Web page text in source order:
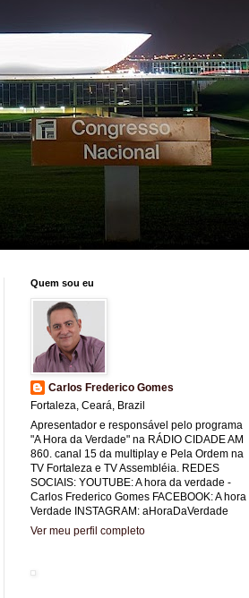
Quem sou eu
Carlos Frederico Gomes
Fortaleza, Ceará, Brazil
Apresentador e responsável pelo programa
"A Hora da Verdade" na RÁDIO CIDADE AM
860. canal 15 da multiplay e Pela Ordem na
TV Fortaleza e TV Assembléia. REDES
SOCIAIS: YOUTUBE: A hora da verdade -
Carlos Frederico Gomes FACEBOOK: A hora
Verdade INSTAGRAM: aHoraDaVerdade
Ver meu perfil completo